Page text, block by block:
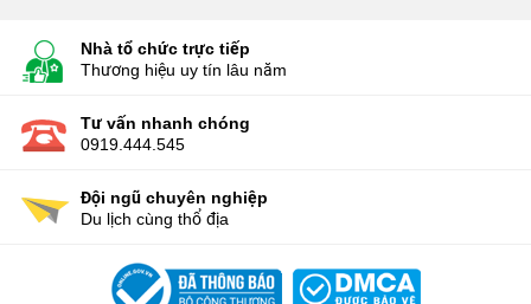
Nhà tổ chức trực tiếp
Thương hiệu uy tín lâu năm
Tư vấn nhanh chóng
0919.444.545
Đội ngũ chuyên nghiệp
Du lịch cùng thổ địa